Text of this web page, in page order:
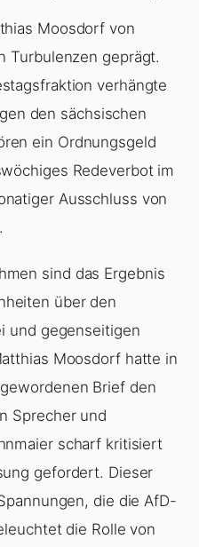
Moosdorf von
Turbulenzen geprägt.
verhängte
den sächsischen
ein Ordnungsgeld
Redeverbot im
Ausschluss von
sind das Ergebnis
über den
und gegenseitigen
Moosdorf hatte in
Brief den
Sprecher und
scharf kritisiert
gefordert. Dieser
die die AfD-
die Rolle von